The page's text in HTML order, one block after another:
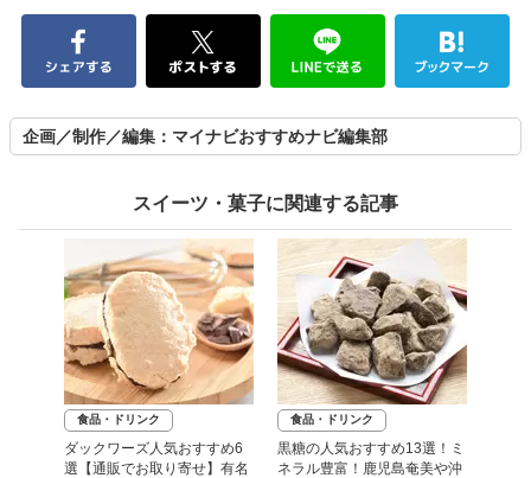
企画／制作／編集：マイナビおすすめナビ編集部
スイーツ・菓子に関連する記事
食品・ドリンク
ダックワーズ人気おすすめ6
選【通販でお取り寄せ】有名
食品・ドリンク
黒糖の人気おすすめ13選！ミ
ネラル豊富！鹿児島奄美や沖